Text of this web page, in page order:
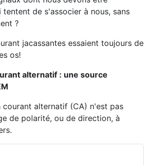
de s'associer à nous, sans
?
jacassantes essaient toujours de
os!
alternatif : une source
courant alternatif (CA) n'est pas
de polarité, ou de direction, à